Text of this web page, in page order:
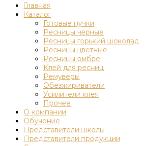
Главная
Каталог
Готовые пучки
Ресницы черные
Ресницы горький шоколад
Ресницы цветные
Ресницы омбре
Клей для ресниц
Ремуверы
Обезжириватели
Усилители клея
Прочее
О компании
Обучение
Представители школы
Представители продукции